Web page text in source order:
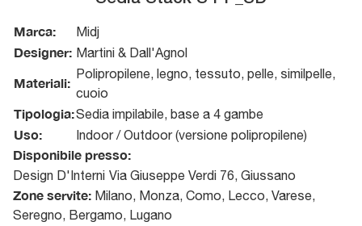
Marca: Midj
Designer: Martini & Dall'Agnol
Materiali:
Polipropilene, legno, tessuto, pelle, similpelle,
cuoio
Tipologia:Sedia impilabile, base a 4 gambe
Uso: Indoor / Outdoor (versione polipropilene)
Disponibile presso:
Design D'Interni Via Giuseppe Verdi 76, Giussano
Zone servite: Milano, Monza, Como, Lecco, Varese,
Seregno, Bergamo, Lugano